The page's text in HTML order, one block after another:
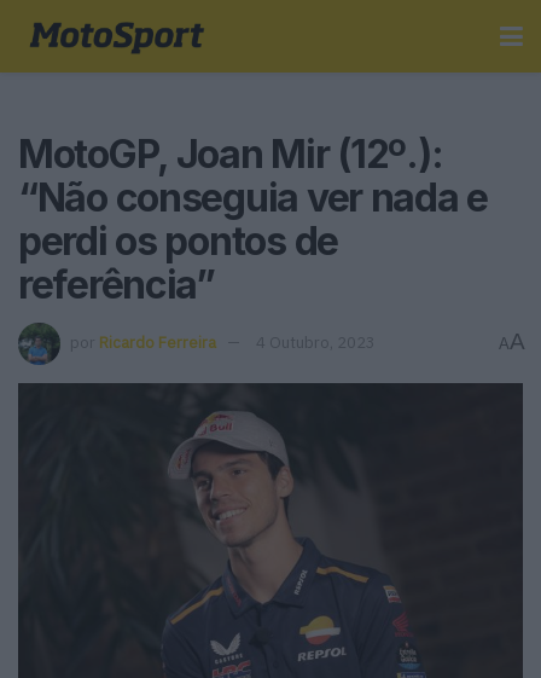
MotoGP, Joan Mir (12º.):
“Não conseguia ver nada e
perdi os pontos de
referência”
por Ricardo Ferreira 4 Outubro, 2023 AA